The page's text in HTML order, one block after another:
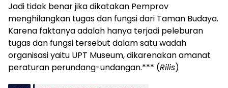
Jadi tidak benar jika dikatakan Pemprov
menghilangkan tugas dan fungsi dari Taman Budaya.
Karena faktanya adalah hanya terjadi peleburan
tugas dan fungsi tersebut dalam satu wadah
organisasi yaitu UPT Museum, dikarenakan amanat
peraturan perundang-undangan.*** (Rilis)